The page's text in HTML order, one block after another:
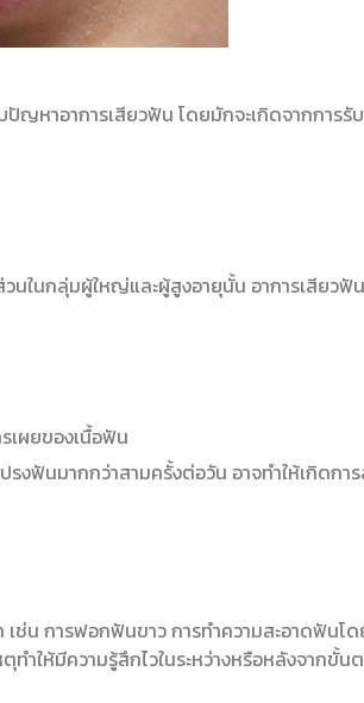
หาอาการเสียวฟัน โดยมักจะเกิดจากการรับ
นในกลุ่มผู้ใหญ่และผู้สูงอายุนั้น อาการเสียวฟั
เผยของเนื้อฟัน
งฟันมากกว่าสามครั้งต่อวัน อาจทำให้เกิดกา
เช่น การฟอกฟันขาว การทำความสะอาดฟันโ
ำให้มีความรู้สึกไวในระหว่างหรือหลังจากขั้น